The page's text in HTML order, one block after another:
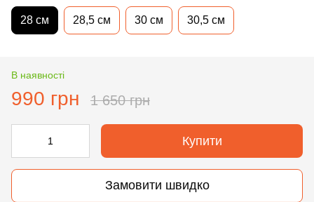
28 см 28,5 см 30 см 30,5 см
В наявності
990 грн 1 650 грн
Купити
Замовити швидко